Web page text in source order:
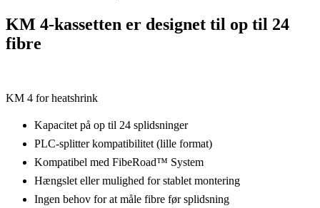
KM 4-kassetten er designet til op til 24
fibre
KM 4 for heatshrink
Kapacitet på op til 24 splidsninger
PLC-splitter kompatibilitet (lille format)
Kompatibel med FibeRoad™ System
Hængslet eller mulighed for stablet montering
Ingen behov for at måle fibre før splidsning